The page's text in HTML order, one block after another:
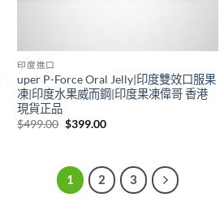
印度進口
uper P-Force Oral Jelly|印度雙效口服果
凍|印度水果威而鋼|印度果凍偉哥 香港
現貨正品
$499.00 Original
$399.00Current
1 2 3